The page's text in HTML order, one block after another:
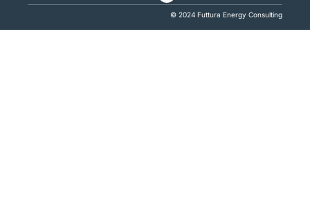
© 2024 Futtura Energy Consulting